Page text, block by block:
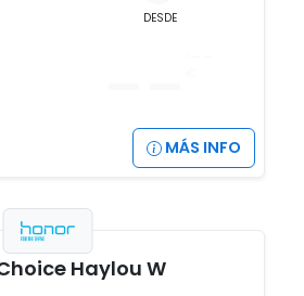
DESDE
MÁS INFO
Haylou W